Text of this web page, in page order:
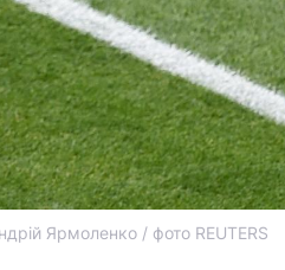
Ярмоленко / фото REUTERS